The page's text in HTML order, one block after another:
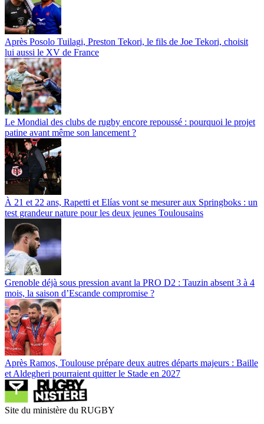
Après Posolo Tuilagi, Preston Tekori, le fils de Joe Tekori, choisit
lui aussi le XV de France
Le Mondial des clubs de rugby encore repoussé : pourquoi le projet
patine avant même son lancement ?
À 21 et 22 ans, Rapetti et Elías vont se mesurer aux Springboks : un
test grandeur nature pour les deux jeunes Toulousains
Grenoble déjà sous pression avant la PRO D2 : Tauzin absent 3 à 4
mois, la saison d’Escande compromise ?
Après Ramos, Toulouse prépare deux autres départs majeurs : Baille
et Aldegheri pourraient quitter le Stade en 2027
Site du ministère du RUGBY